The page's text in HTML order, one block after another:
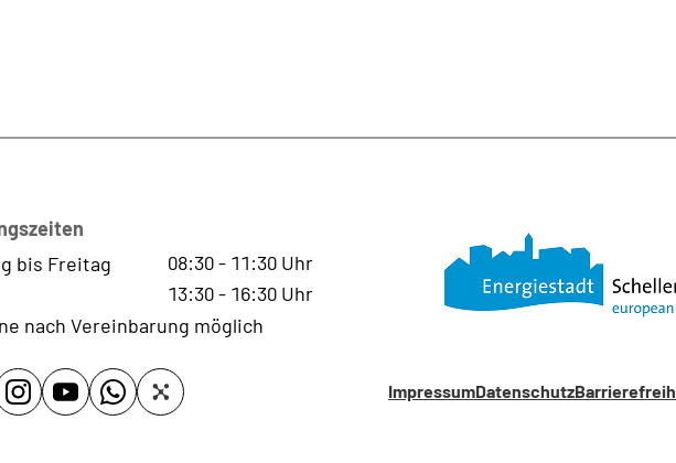
bis Freitag
08:30- 11:30 Uhr
13:30- 16:30 Uhr
nach Vereinbarung möglich
ImpressumDatenschutz